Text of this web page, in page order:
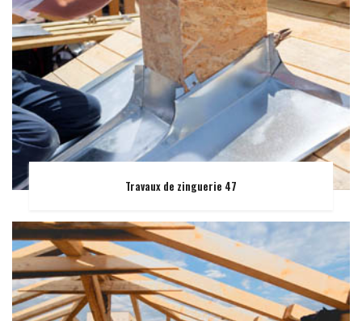
Travaux de zinguerie 47